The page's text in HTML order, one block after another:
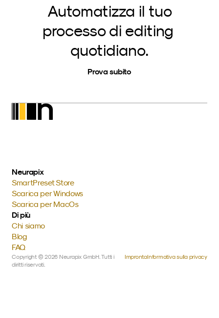
Automatizza il tuo
processo di editing
quotidiano.
Prova subito
Neurapix
SmartPreset Store
Scarica per Windows
Scarica per MacOs
Di più
Chi siamo
Blog
FAQ
Copyright © 2026 Neurapix GmbH. Tutti i
diritti riservati.
ImprontaInformativa sulla privacy